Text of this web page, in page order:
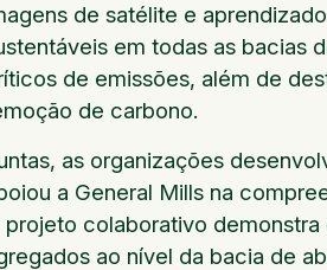
de satélite e
em todas as bacias
de emissões, além de
de carbono.
as organizações
a General Mills na
projeto colaborativo
ao nível da bacia de